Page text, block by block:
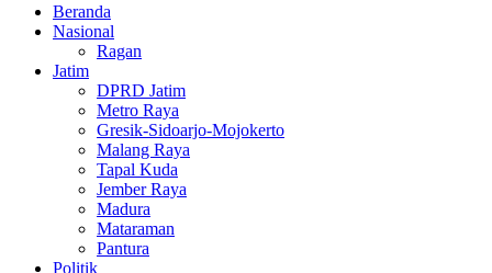
Beranda
Nasional
Ragan
Jatim
DPRD Jatim
Metro Raya
Gresik-Sidoarjo-Mojokerto
Malang Raya
Tapal Kuda
Jember Raya
Madura
Mataraman
Pantura
Politik